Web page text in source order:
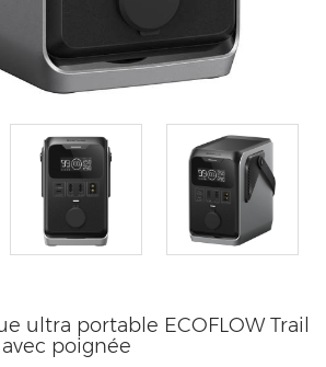
ultra portable ECOFLOW Trail
poignée